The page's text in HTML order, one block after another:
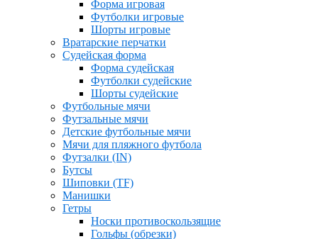
Форма игровая
Футболки игровые
Шорты игровые
Вратарские перчатки
Судейская форма
Форма судейская
Футболки судейские
Шорты судейские
Футбольные мячи
Футзальные мячи
Детские футбольные мячи
Мячи для пляжного футбола
Футзалки (IN)
Бутсы
Шиповки (TF)
Манишки
Гетры
Носки противоскользящие
Гольфы (обрезки)